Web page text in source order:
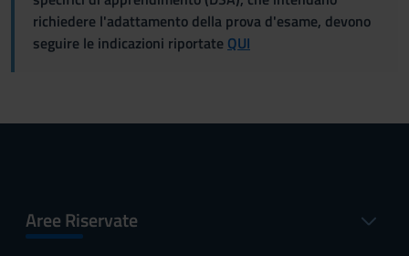
richiedere l'adattamento della prova d'esame, devono
seguire le indicazioni riportate QUI
Aree Riservate